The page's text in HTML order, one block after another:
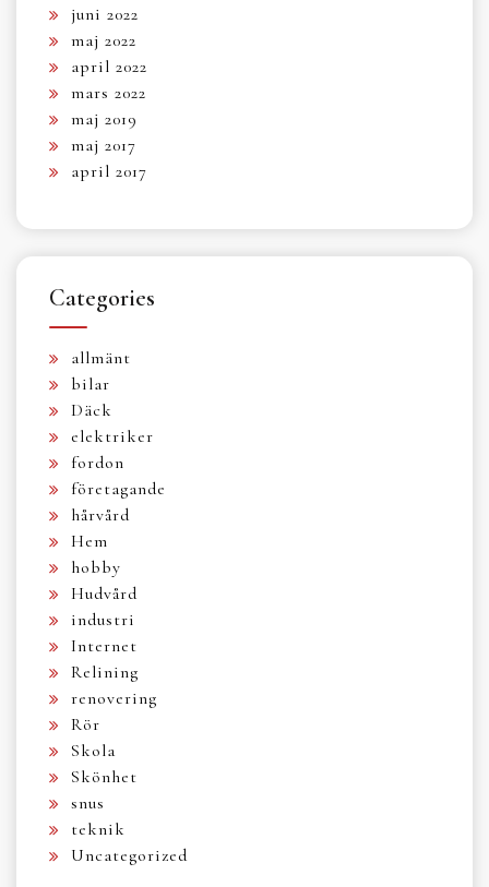
juni 2022
maj 2022
april 2022
mars 2022
maj 2019
maj 2017
april 2017
Categories
allmänt
bilar
Däck
elektriker
fordon
företagande
hårvård
Hem
hobby
Hudvård
industri
Internet
Relining
renovering
Rör
Skola
Skönhet
snus
teknik
Uncategorized